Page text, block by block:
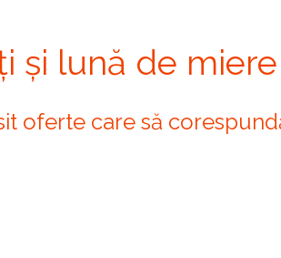
și lună de miere
oferte care să